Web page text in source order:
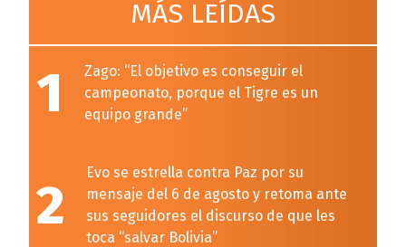
MÁS LEÍDAS
1
Zago: “El objetivo es conseguir el
campeonato, porque el Tigre es un
equipo grande”
2
Evo se estrella contra Paz por su
mensaje del 6 de agosto y retoma ante
sus seguidores el discurso de que les
toca “salvar Bolivia”